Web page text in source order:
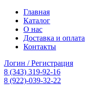
Главная
Каталог
О нас
Доставка и оплата
Контакты
Логин / Регистрация
8 (343) 319-92-16
8 (922)-039-32-22